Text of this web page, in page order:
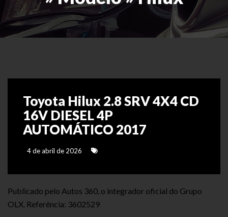
Toyota Hilux 2.8 SRV 4X4 CD
16V DIESEL 4P
AUTOMÁTICO 2017
4 de abril de 2026
Publicado pelo Autos 360, o integrador oficial do Grupo
OLX. Referência: 3602529